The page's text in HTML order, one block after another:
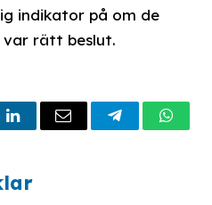
indikator på om de
rätt beslut.
LinkedInEmail Telegram